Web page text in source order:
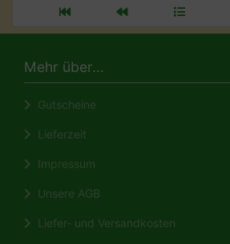
Mehr über...
Gutscheine
Lieferzeit
Impressum
Unsere AGB
Liefer- und Versandkosten